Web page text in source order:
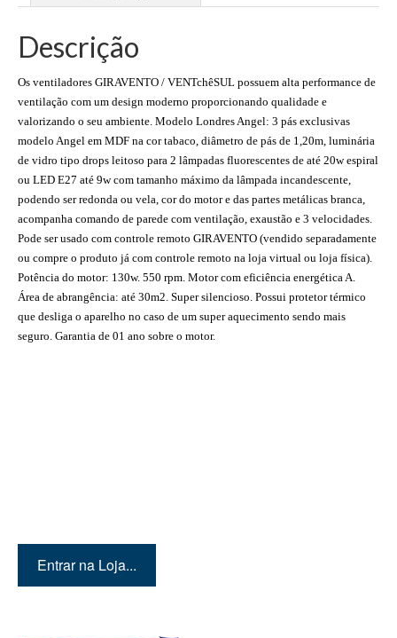
Descrição
Os ventiladores GIRAVENTO / VENTchêSUL possuem alta performance de
ventilação com um design moderno proporcionando qualidade e
valorizando o seu ambiente. Modelo Londres Angel: 3 pás exclusivas
modelo Angel em MDF na cor tabaco, diâmetro de pás de 1,20m, luminária
de vidro tipo drops leitoso para 2 lâmpadas fluorescentes de até 20w espiral
ou LED E27 até 9w com tamanho máximo da lâmpada incandescente,
podendo ser redonda ou vela, cor do motor e das partes metálicas branca,
acompanha comando de parede com ventilação, exaustão e 3 velocidades.
Pode ser usado com controle remoto GIRAVENTO (vendido separadamente
ou compre o produto já com controle remoto na loja virtual ou loja física).
Potência do motor: 130w. 550 rpm. Motor com eficiência energética A.
Área de abrangência: até 30m2. Super silencioso. Possui protetor térmico
que desliga o aparelho no caso de um super aquecimento sendo mais
seguro. Garantia de 01 ano sobre o motor.
Entrar na Loja...